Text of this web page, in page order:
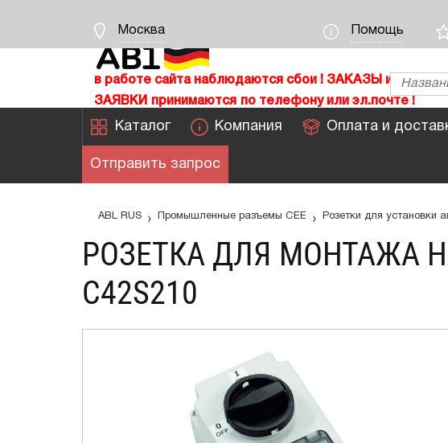
Москва Помощь
в работе сайта наблюдаются сбои ! ЗАКАЗЫ
и
ЗАЯВКИ
принимаются по телефону или эл.почте !
Каталог Компания Оплата и
Отправить запрос
ABL RUS › Промышленные разъемы CEE › Розетки для установки
РОЗЕТКА ДЛЯ МОНТАЖА
C42S210